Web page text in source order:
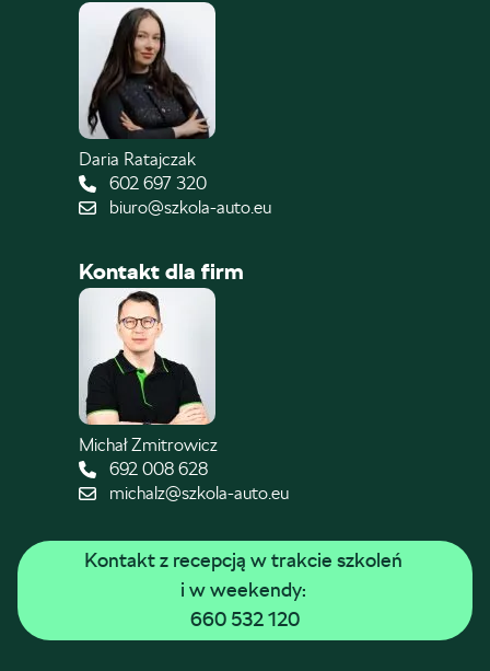
Daria Ratajczak
602 697 320
biuro@szkola-auto.eu
Kontakt dla firm
Michał Zmitrowicz
692 008 628
michalz@szkola-auto.eu
Kontakt z recepcją w trakcie szkoleń
i w weekendy:
660 532 120